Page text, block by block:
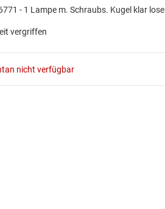
- 1 Lampe m. Schraubs. Kugel klar lose
vergriffen
nicht verfügbar